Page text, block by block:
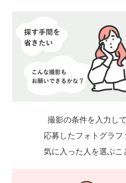
撮影の条件を入力し
応募したフォトグラフ
気に入った人を選ぶこ